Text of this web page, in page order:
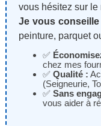
vous hésitez sur le
Je vous
peinture, parquet
✅
chez mes
✅ Qualité :
(Seigneurie,
✅ Sans
vous aider à